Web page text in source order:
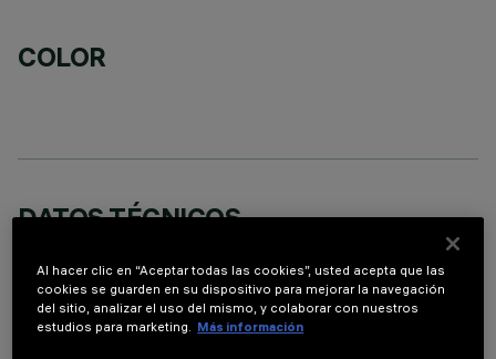
COLOR
DATOS TÉCNICOS
DESCRIPCIÓN
Al hacer clic en “Aceptar todas las cookies”, usted acepta que las
cookies se guarden en su dispositivo para mejorar la navegación
del sitio, analizar el uso del mismo, y colaborar con nuestros
estudios para marketing.
Más información